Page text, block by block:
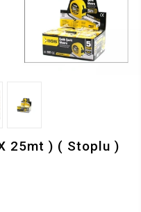
25mt ) ( Stoplu )